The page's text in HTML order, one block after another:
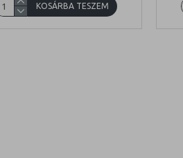
KOSÁRBA TESZEM